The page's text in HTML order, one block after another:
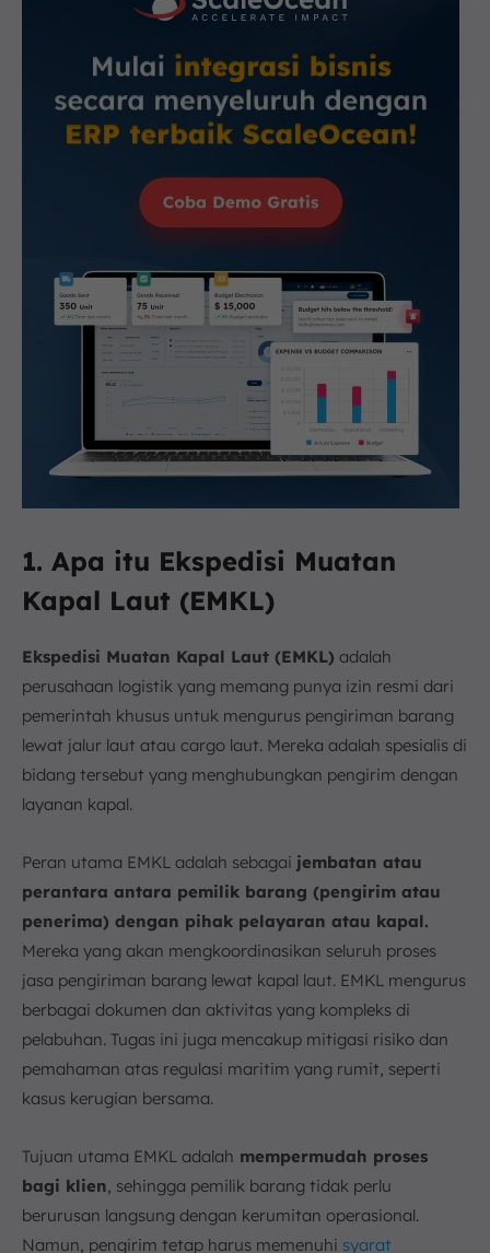
1. Apa itu Ekspedisi Muatan
Kapal Laut (EMKL)
Ekspedisi Muatan Kapal Laut (EMKL) adalah
perusahaan logistik yang memang punya izin resmi dari
pemerintah khusus untuk mengurus pengiriman barang
lewat jalur laut atau cargo laut. Mereka adalah spesialis di
bidang tersebut yang menghubungkan pengirim dengan
layanan kapal.
Peran utama EMKL adalah sebagai jembatan atau
perantara antara pemilik barang (pengirim atau
penerima) dengan pihak pelayaran atau kapal.
Mereka yang akan mengkoordinasikan seluruh proses
jasa pengiriman barang lewat kapal laut. EMKL mengurus
berbagai dokumen dan aktivitas yang kompleks di
pelabuhan. Tugas ini juga mencakup mitigasi risiko dan
pemahaman atas regulasi maritim yang rumit, seperti
kasus kerugian bersama.
Tujuan utama EMKL adalah mempermudah proses
bagi klien, sehingga pemilik barang tidak perlu
berurusan langsung dengan kerumitan operasional.
Namun, pengirim tetap harus memenuhi syarat